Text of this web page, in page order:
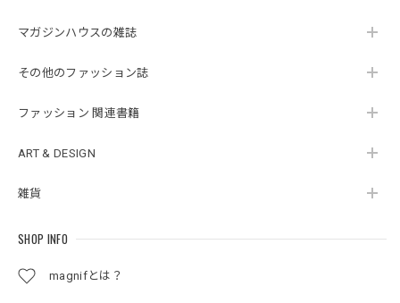
マガジンハウスの雑誌
その他のファッション誌
ファッション 関連書籍
ART & DESIGN
雑貨
SHOP INFO
magnifとは？